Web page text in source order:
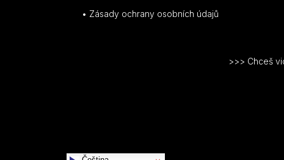
• Zásady ochrany osobních údajů
>>> Chceš